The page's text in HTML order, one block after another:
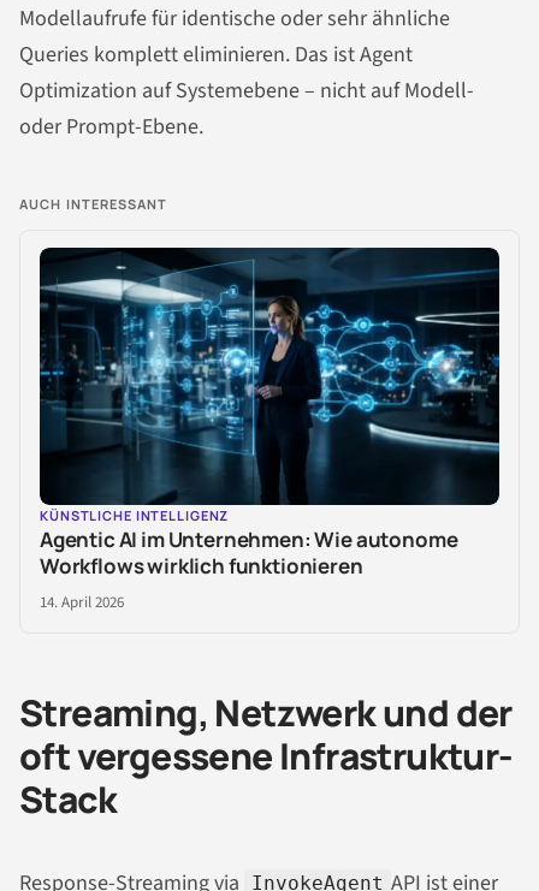
Modellaufrufe für identische oder sehr ähnliche
Queries komplett eliminieren. Das ist Agent
Optimization auf Systemebene – nicht auf Modell-
oder Prompt-Ebene.
AUCH INTERESSANT
KÜNSTLICHE INTELLIGENZ
Agentic AI im Unternehmen: Wie autonome
Workflows wirklich funktionieren
14. April 2026
Streaming, Netzwerk und der
oft vergessene Infrastruktur-
Stack
Response-Streaming via InvokeAgent API ist einer